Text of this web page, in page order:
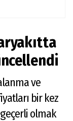
ve
bir kez
geçerli olmak